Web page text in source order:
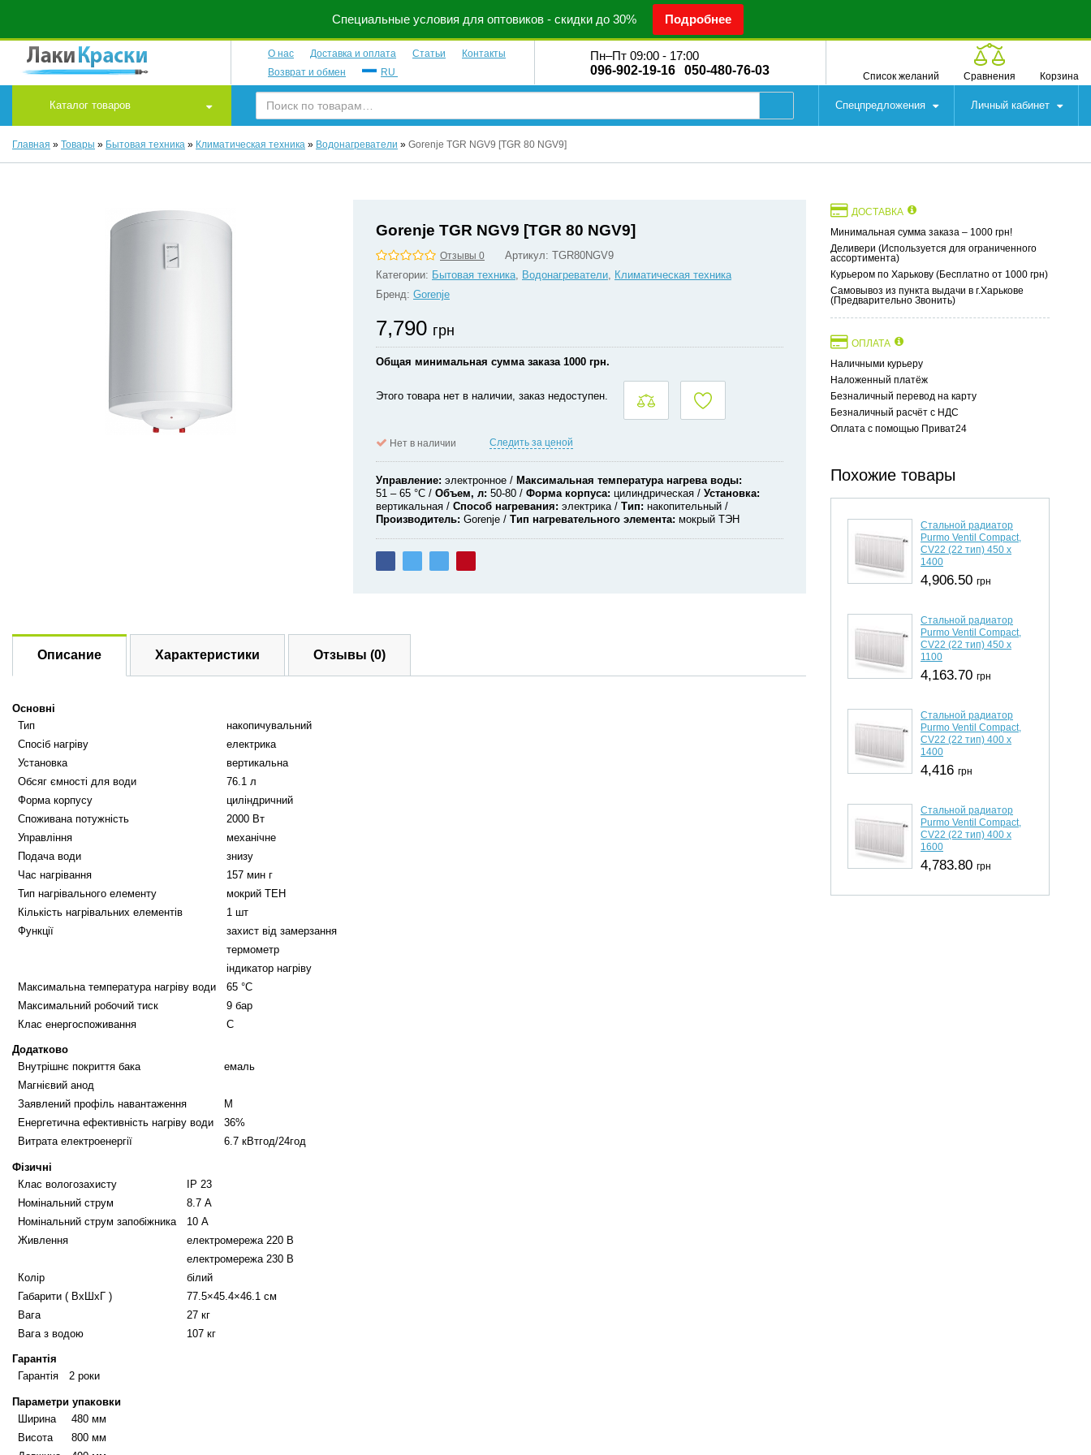
Специальные условия для оптовиков - скидки до 30% Подробнее
О нас Доставка и оплата Статьи
Контакты
Возврат и обмен
RU
Пн–Пт 09:00 - 17:00
096-902-19-16
050-480-76-03 Список желаний Сравнения Корзина
Каталог товаров Спецпредложения Личный кабинет
Главная » Товары » Бытовая техника » Климатическая техника » Водонагреватели » Gorenje TGR NGV9 [TGR 80 NGV9]
Gorenje TGR NGV9 [TGR 80 NGV9]
Отзывы 0 Артикул: TGR80NGV9
Категории: Бытовая техника, Водонагреватели, Климатическая техника
Бренд: Gorenje
7,790 грн
Общая минимальная сумма заказа 1000 грн.
Этого товара нет в наличии, заказ недоступен.
Нет в наличии Следить за ценой
Управление электронное
Максимальная температура нагрева воды
51 – 65 °C
Объем, л 50-80 Форма корпуса цилиндрическая
Установка
вертикальная
Способ нагревания электрика Тип
накопительный
Производитель Gorenje Тип нагревательного элемента мокрый ТЭН
Описание
Основні
Тип
накопичувальний
Cпосіб нагріву
електрика
Установка
вертикальна
Обсяг ємності для води
76.1 л
Форма корпусу
циліндричний
Споживана потужність
2000 Вт
Управління
механічне
Подача води
знизу
Час нагрівання
157 мин г
Тип нагрівального елементу
мокрий ТЕН
Кількість нагрівальних елементів
1 шт
Функції
захист від замерзання
термометр
індикатор нагріву
Максимальна температура нагріву води
65 °C
Максимальний робочий тиск
9 бар
Клас енергоспоживання
C
Додатково
Внутрішнє покриття бака
емаль
Магнієвий анод
Заявлений профіль навантаження
M
Енергетична ефективність нагріву води
36%
Витрата електроенергії
6.7 кВтгод/24год
Фізичні
Клас вологозахисту
IP 23
Номінальний струм
8.7 А
Номінальний струм запобіжника
10 А
Живлення
електромережа 220 В
електромережа 230 В
Колір
білий
Габарити ( ВxШxГ )
77.5×45.4×46.1 см
Вага
27 кг
Вага з водою
107 кг
Гарантія
Гарантія
2 роки
Параметри упаковки
Ширина
480 мм
Висота
800 мм
Характеристики Отзывы (0)
ДОСТАВКА
Минимальная сумма заказа – 1000 грн!
Деливери (Используется для ограниченного
ассортимента)
Курьером по Харькову (Бесплатно от 1000 грн)
Самовывоз из пункта выдачи в г.Харькове
(Предварительно Звонить)
ОПЛАТА
Наличными курьеру
Наложенный платёж
Безналичный перевод на карту
Безналичный расчёт с НДС
Оплата с помощью Приват24
Похожие товары
Стальной радиатор
Purmo Ventil Compact,
CV22 (22 тип) 450 х
1400
4,906.50 грн
Стальной радиатор
Purmo Ventil Compact,
CV22 (22 тип) 450 х
1100
4,163.70 грн
Стальной радиатор
Purmo Ventil Compact,
CV22 (22 тип) 400 х
1400
4,416 грн
Стальной радиатор
Purmo Ventil Compact,
CV22 (22 тип) 400 х
1600
4,783.80 грн